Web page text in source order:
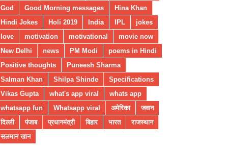
God
Good Morning messages
Hina Khan
Hindi Jokes
Holi 2019 India IPL
jokes
love
motivation motivational
movie now
New Delhi
news PM Modi
poems in Hindi
Positive thoughts
Puneesh Sharma
Salman Khan
Shilpa Shinde
Specifications
Vikas Gupta
what's app viral
whats app
whatsapp fun
Whatsapp viral अमेरिका
जवान
दिल्ली
पंजाब प्रधानमंत्री बिहार भारत
राजस्थान
सलमान खान